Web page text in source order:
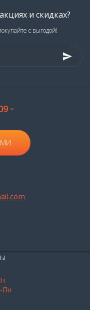
12 лет выдержки
лет выдержки
Mackay
и скидках?
с выгодой!
Пн